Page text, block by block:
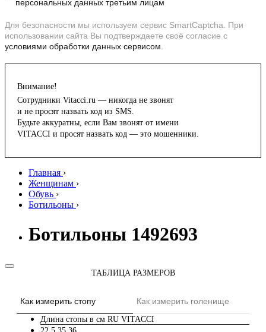
персональных данных третьим лицам
Для безопасности мы используем сервис SmartCaptcha. При
использовании сайта Вы подтверждаете своё согласие с
условиями обработки данных сервисом.
Внимание!
Сотрудники Vitacci.ru — никогда не звонят
и не просят назвать код из SMS.
Будьте аккуратны, если Вам звонят от имени
VITACCI и просят назвать код — это мошенники.
Главная ›
Женщинам ›
Обувь ›
Ботильоны ›
Ботильоны 1492693
ТАБЛИЦА РАЗМЕРОВ
Как измерить стопу Как измерить голенище
Длина стопы в см RU VITACCI